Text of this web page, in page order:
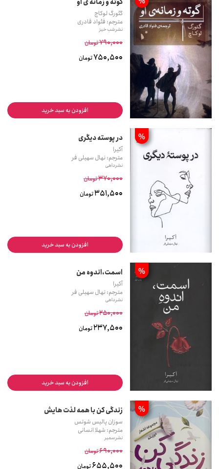
گئورگ لوکاچ
مترجم: فئواد قادری
نشر شب خیز
790,000تومان
750,500تومان
افزودن به سبد خرید
% در پوسته دیگری
آکیرا
مترجم: نهال سهیلی فر
نشر داهی
370,000تومان
351,500تومان
افزودن به سبد خرید
% اسمت،اندوه من
آکیرا
مترجم: نهال سهیلی فر
نشر داهی
250,000تومان
237,500تومان
افزودن به سبد خرید
% زندگی کن با همه لذت هایش
سوزان پالیس شوتس
مترجم: شهلا انسانی
نشر سمیر
690,000تومان
655,500تومان